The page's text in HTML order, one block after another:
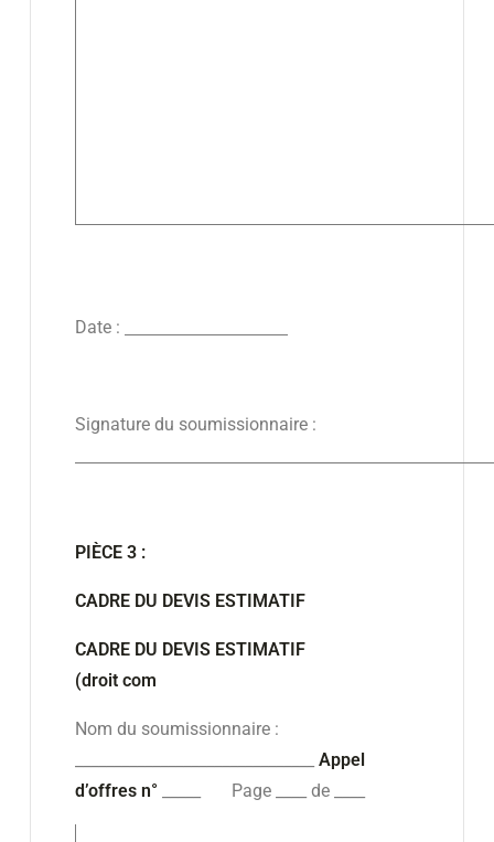
Date :
Signature du soumissionnaire :
PIÈCE 3 :
CADRE DU DEVIS ESTIMATIF
CADRE DU DEVIS ESTIMATIF
(droit com
Nom du soumissionnaire :
Appel
d’offres n°
_____ Page ____ de ____